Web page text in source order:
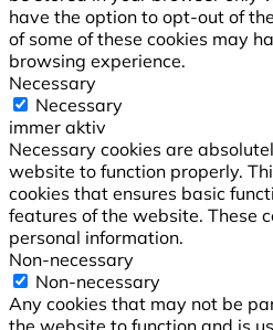
have the option to opt-out of
of some of these cookies may
browsing experience.
Necessary
Necessary
immer aktiv
Necessary cookies are
website to function properly.
cookies that ensures basic
features of the website. These
personal information.
Non-necessary
Non-necessary
Any cookies that may not be